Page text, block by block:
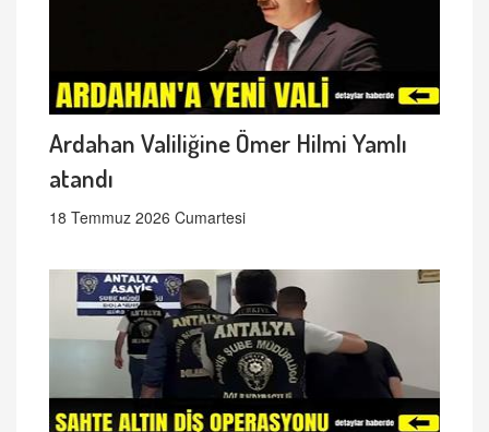
Ardahan Valiliğine Ömer Hilmi Yamlı
atandı
18 Temmuz 2026 Cumartesi